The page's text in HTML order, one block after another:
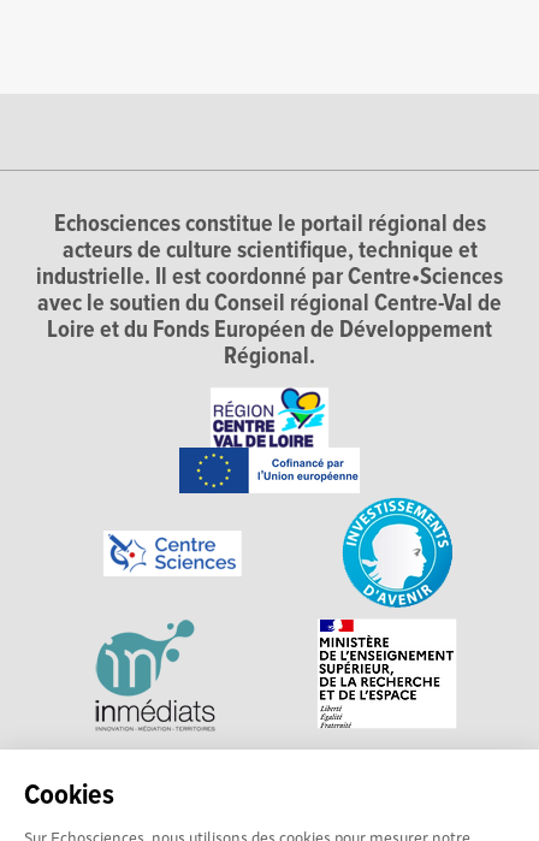
Cookies
Echosciences constitue le portail régional des
acteurs de culture scientifique, technique et
industrielle. Il est coordonné par Centre•Sciences
avec le soutien du Conseil régional Centre-Val de
Loire et du Fonds Européen de Développement
Régional.
Explorer, s’exprimer, rentrer en contact : Echosciences